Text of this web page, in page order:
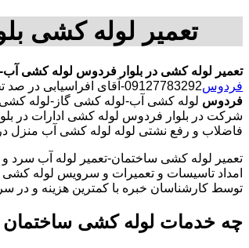
تعمیر لوله کشی
تعمیر لوله کشی در بلوار فردوس لوله کشی
فردوس09127783292-آقای افراسیابی در صد تخفیف تعمیر لوله کشی در محدوده بلوار فردوس
فردوس لوله کشی آب-لوله کشی گاز-لوله
شرکت در بلوار فردوس لوله کشی ادارات در
فاضلاب و رفع نشتی لوله لوله کشی آب منزل
تعمیر لوله کشی ساختمان-تعمیر لوله آب سرد
امداد تاسیسات و تعمیرات و سرویس لوله
توسط کارشناسان خبره با کمترین هزینه و در سریع
چه خدمات لوله کشی ساختمان